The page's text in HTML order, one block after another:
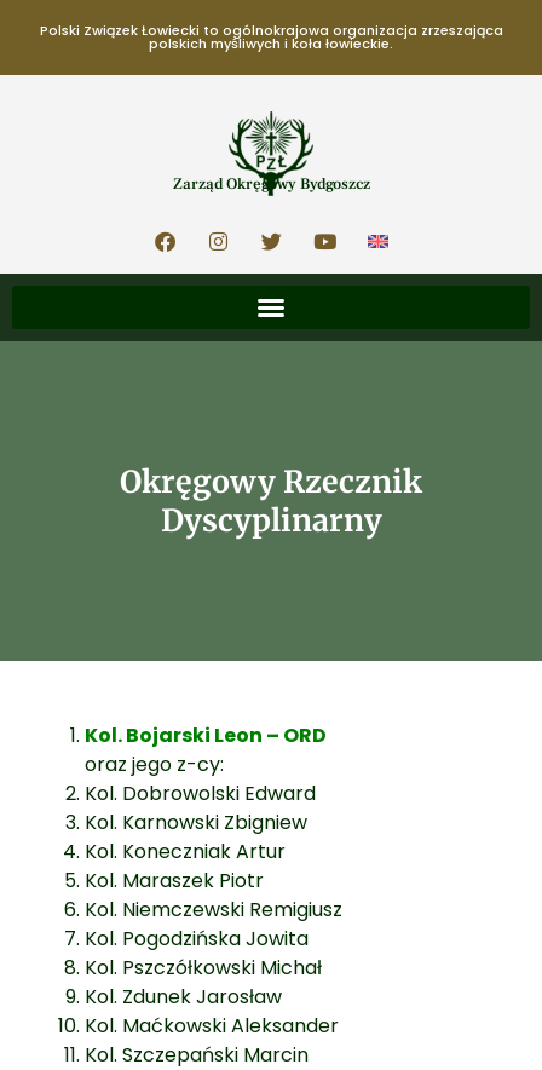
Polski Związek Łowiecki to ogólnokrajowa organizacja zrzeszająca
polskich myśliwych i koła łowieckie.
Zarząd Okręgowy Bydgoszcz
Okręgowy Rzecznik
Dyscyplinarny
Kol. Bojarski Leon – ORD
oraz jego z-cy:
Kol. Dobrowolski Edward
Kol. Karnowski Zbigniew
Kol. Koneczniak Artur
Kol. Maraszek Piotr
Kol. Niemczewski Remigiusz
Kol. Pogodzińska Jowita
Kol. Pszczółkowski Michał
Kol. Zdunek Jarosław
Kol. Maćkowski Aleksander
Kol. Szczepański Marcin